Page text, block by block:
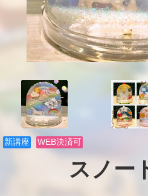
新講座 WEB決済可
スノー